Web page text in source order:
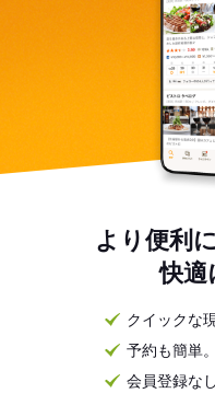
より便利
快適
クイックな
予約も簡単
会員登録な